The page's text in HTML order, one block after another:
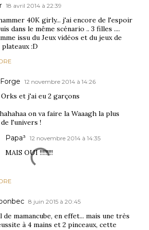
18 avril 2014 à 22:39
40K girly... j'ai encore de l'espoir
dans le même scénario .. 3 filles ....
issu du Jeux vidéos et du jeux de
:D
12 novembre 2014 à 14:26
et j'ai eu 2 garçons
on va faire la Waaagh la plus
l'univers !
Papa³ 12 novembre 2014 à 14:35
MAIS OUI !!!!!!!!!
8 juin 2015 à 20:45
de mamancube, en effet... mais une très
à 4 mains et 2 pinceaux, cette